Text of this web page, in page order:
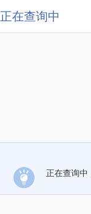
正在查询中
正在查询中